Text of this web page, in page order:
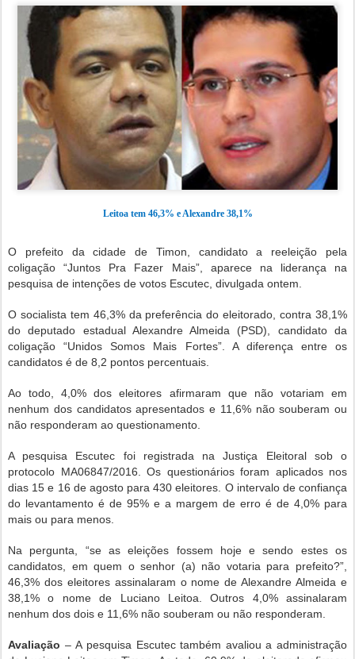
Leitoa tem 46,3% e Alexandre 38,1%
O prefeito da cidade de Timon, candidato a reeleição pela
coligação “Juntos Pra Fazer Mais”, aparece na liderança na
pesquisa de intenções de votos Escutec, divulgada ontem.
O socialista tem 46,3% da preferência do eleitorado, contra 38,1%
do deputado estadual Alexandre Almeida (PSD), candidato da
coligação “Unidos Somos Mais Fortes”. A diferença entre os
candidatos é de 8,2 pontos percentuais.
Ao todo, 4,0% dos eleitores afirmaram que não votariam em
nenhum dos candidatos apresentados e 11,6% não souberam ou
não responderam ao questionamento.
A pesquisa Escutec foi registrada na Justiça Eleitoral sob o
protocolo MA­06847/2016. Os questionários foram aplicados nos
dias 15 e 16 de agosto para 430 eleitores. O intervalo de confiança
do levantamento é de 95% e a margem de erro é de 4,0% para
mais ou para menos.
Na pergunta, “se as eleições fossem hoje e sendo estes os
candidatos, em quem o senhor (a) não votaria para prefeito?”,
46,3% dos eleitores assinalaram o nome de Alexandre Almeida e
38,1% o nome de Luciano Leitoa. Outros 4,0% assinalaram
nenhum dos dois e 11,6% não souberam ou não responderam.
Avaliação – A pesquisa Escutec também avaliou a administração